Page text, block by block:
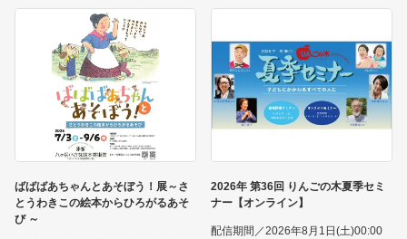
ばばばあちゃんとあそぼう！展～さ
とうわきこの絵本からひろがるあそ
び ～
2026年 第36回 りんごの木夏季セミ
ナー【オンライン】
配信期間／2026年8月1日(土)00:00